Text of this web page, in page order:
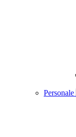
Personale